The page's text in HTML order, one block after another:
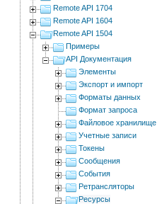
Remote API 1704
Remote API 1604
Remote API 1504
Примеры
API Документация
Элементы
Экспорт и импорт
Форматы данных
Формат запроса
Файловое хранилище
Учетные записи
Токены
Сообщения
События
Ретрансляторы
Ресурсы